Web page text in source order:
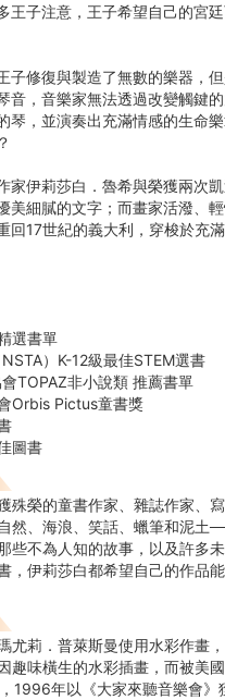
王子注意，王子希望自己的宮
子修復與製造了無數的樂器，
音，音樂家無法透過改變觸鍵
琴，並演奏出充滿情感的生命樂
家伊莉莎白．魯希與榮獲兩次
美細膩的文字；而畫家活潑、
回17世紀的義大利，穿梭於充
選書單
）K-12級最佳STEM選書
TOPAZ非小說類 推薦書單
Orbis Pictus童書獎
圖書
殊榮的童書作家、雜誌作家、
然、海浪、笑話、蠟筆和泥土
些不為人知的故事，以及許多
，伊莉莎白都希望自己的作品
尤莉．普萊斯曼使用水彩作畫
趣味橫生的水彩插畫，而被美
1996年以《大家來聽音樂會》